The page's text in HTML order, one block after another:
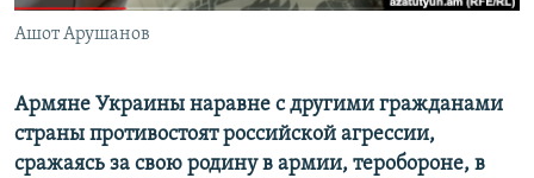
Все сайты Радио Азатутюн
Ашот Арушанов
Армяне Украины наравне с другими гражданами
страны противостоят российской агрессии,
сражаясь за свою родину в армии, теробороне, в